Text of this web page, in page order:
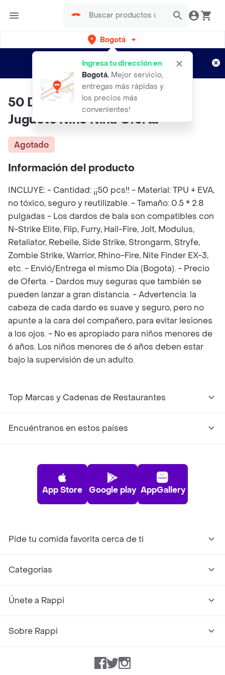
Bogotá
Ingresa tu dirección en
Bogotá. Mejor servicio,
entregas más rápidas y
los precios más
convenientes!
envíos gratis por semanas
Aplican TyC
50 Dardos Pistola Nerf Elite
Juguete Niño Niña Oferta
Agotado
Información del producto
INCLUYE: - Cantidad: ¡¡50 pcs!! - Material: TPU + EVA,
no tóxico, seguro y reutilizable. - Tamaño: 0.5 * 2.8
pulgadas - Los dardos de bala son compatibles con
N-Strike Elite, Flip, Furry, Hail-Fire, Jolt, Modulus,
Retaliator, Rebelle, Side Strike, Strongarm, Stryfe,
Zombie Strike, Warrior, Rhino-Fire, Nite Finder EX-3,
etc. - Envió/Entrega el mismo Día (Bogota). - Precio
de Oferta. - Dardos muy seguras que también se
pueden lanzar a gran distancia. - Advertencia: la
cabeza de cada dardo es suave y seguro, pero no
apunte a la cara del compañero, para evitar lesiones
a los ojos. - No es apropiado para niños menores de
6 años. Los niños menores de 6 años deben estar
bajo la supervisión de un adulto.
Top Marcas y Cadenas de Restaurantes
Encuéntranos en estos países
App Store Google play AppGallery
Pide tu comida favorita cerca de ti
Categorías
Únete a Rappi
Sobre Rappi
Facebook
TwitterInstagram